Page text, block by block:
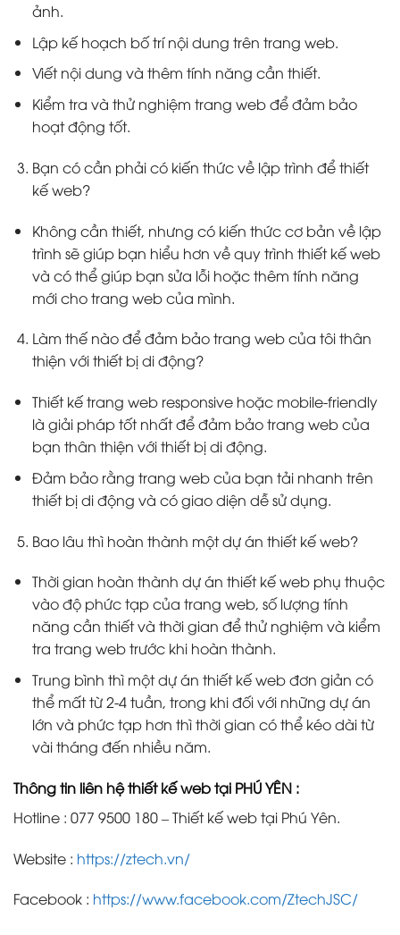
ảnh.
Lập kế hoạch bố trí nội dung trên trang web.
Viết nội dung và thêm tính năng cần thiết.
Kiểm tra và thử nghiệm trang web để đảm bảo
hoạt động tốt.
Bạn có cần phải có kiến thức về lập trình để thiết
kế web?
Không cần thiết, nhưng có kiến thức cơ bản về lập
trình sẽ giúp bạn hiểu hơn về quy trình thiết kế web
và có thể giúp bạn sửa lỗi hoặc thêm tính năng
mới cho trang web của mình.
Làm thế nào để đảm bảo trang web của tôi thân
thiện với thiết bị di động?
Thiết kế trang web responsive hoặc mobile-friendly
là giải pháp tốt nhất để đảm bảo trang web của
bạn thân thiện với thiết bị di động.
Đảm bảo rằng trang web của bạn tải nhanh trên
thiết bị di động và có giao diện dễ sử dụng.
Bao lâu thì hoàn thành một dự án thiết kế web?
Thời gian hoàn thành dự án thiết kế web phụ thuộc
vào độ phức tạp của trang web, số lượng tính
năng cần thiết và thời gian để thử nghiệm và kiểm
tra trang web trước khi hoàn thành.
Trung bình thì một dự án thiết kế web đơn giản có
thể mất từ 2-4 tuần, trong khi đối với những dự án
lớn và phức tạp hơn thì thời gian có thể kéo dài từ
vài tháng đến nhiều năm.
Thông tin liên hệ thiết kế web tại PHÚ YÊN :
Hotline : 077 9500 180 – Thiết kế web tại Phú Yên.
Website : https://ztech.vn/
Facebook : https://www.facebook.com/ZtechJSC/